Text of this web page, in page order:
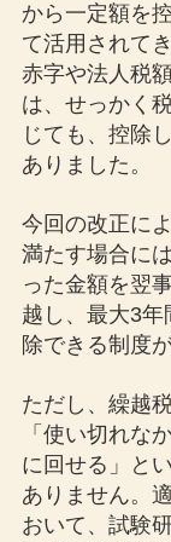
から一定額を
て活用されて
赤字や法人税
は、せっかく
じても、控除
ありました。
今回の改正に
満たす場合に
った金額を翌
越し、最大3
除できる制度
ただし、繰越
「使い切れな
に回せる」と
ありません。
おいて、試験